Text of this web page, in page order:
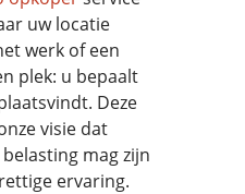
uw locatie
werk of een
plek: u bepaalt
Deze
visie dat
mag zijn
ervaring.